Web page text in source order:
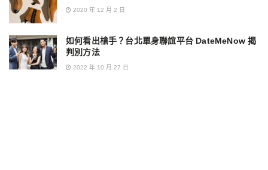
2020 年 12 月 2 日
如何看出槍手？台北單身聯誼平台 DateMeNow 揭
判別方法
2022 年 10 月 27 日